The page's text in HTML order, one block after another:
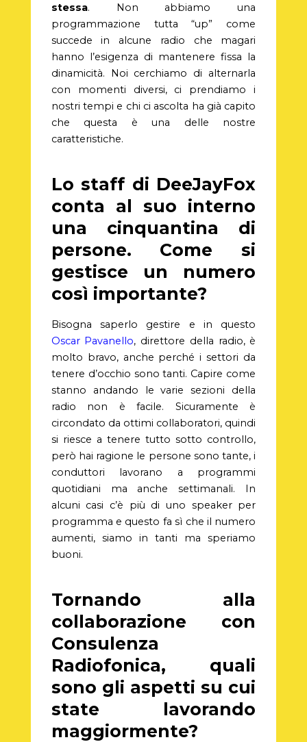
stessa. Non abbiamo una
programmazione tutta “up” come
succede in alcune radio che magari
hanno l’esigenza di mantenere fissa la
dinamicità. Noi cerchiamo di alternarla
con momenti diversi, ci prendiamo i
nostri tempi e chi ci ascolta ha già capito
che questa è una delle nostre
caratteristiche.
Lo staff di DeeJayFox
conta al suo interno
una cinquantina di
persone. Come si
gestisce un numero
così importante?
Bisogna saperlo gestire e in questo
Oscar Pavanello, direttore della radio, è
molto bravo, anche perché i settori da
tenere d’occhio sono tanti. Capire come
stanno andando le varie sezioni della
radio non è facile. Sicuramente è
circondato da ottimi collaboratori, quindi
si riesce a tenere tutto sotto controllo,
però hai ragione le persone sono tante, i
conduttori lavorano a programmi
quotidiani ma anche settimanali. In
alcuni casi c’è più di uno speaker per
programma e questo fa sì che il numero
aumenti, siamo in tanti ma speriamo
buoni.
Tornando alla
collaborazione con
Consulenza
Radiofonica, quali
sono gli aspetti su cui
state lavorando
maggiormente?